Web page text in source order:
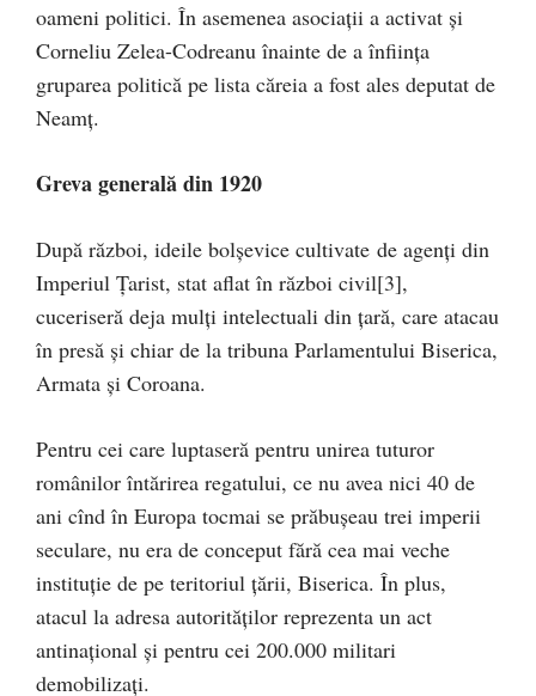
oameni politici. În asemenea asociaţii a activat şi
Corneliu Zelea-Codreanu înainte de a înfiinţa
gruparea politică pe lista căreia a fost ales deputat de
Neamţ.
Greva generală din 1920
După război, ideile bolşevice cultivate de agenţi din
Imperiul Ţarist, stat aflat în război civil[3],
cuceriseră deja mulţi intelectuali din ţară, care atacau
în presă şi chiar de la tribuna Parlamentului Biserica,
Armata şi Coroana.
Pentru cei care luptaseră pentru unirea tuturor
românilor întărirea regatului, ce nu avea nici 40 de
ani cînd în Europa tocmai se prăbuşeau trei imperii
seculare, nu era de conceput fără cea mai veche
instituţie de pe teritoriul ţării, Biserica. În plus,
atacul la adresa autorităţilor reprezenta un act
antinaţional şi pentru cei 200.000 militari
demobilizaţi.